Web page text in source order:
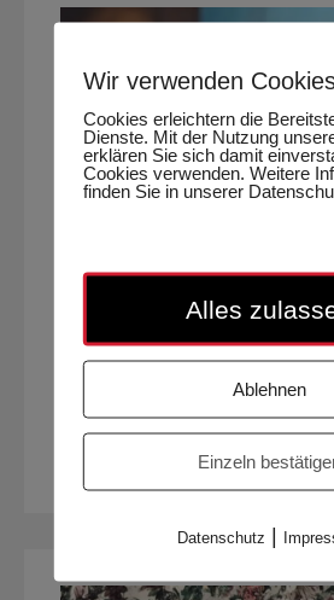
Isabella
Social Media-
Wir verwenden
Cookies erleichtern die
Dienste. Mit der Nutzung
erklären Sie sich damit
Cookies verwenden. Weitere
finden Sie in unserer
Alles
Ablehnen
Einzeln
Datenschutz |